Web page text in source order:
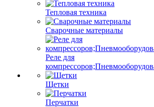
Тепловая техника
Сварочные материалы
Реле для
Щетки
Перчатки